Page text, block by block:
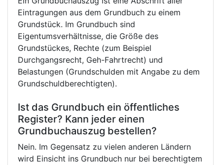
Eintragungen aus dem Grundbuch zu einem
Grundstück. Im Grundbuch sind
Eigentumsverhältnisse, die Größe des
Grundstückes, Rechte (zum Beispiel
Durchgangsrecht, Geh-Fahrtrecht) und
Belastungen (Grundschulden mit Angabe zu dem
Grundschuldberechtigten).
Ist das Grundbuch ein öffentliches
Register? Kann jeder einen
Grundbuchauszug bestellen?
Nein. Im Gegensatz zu vielen anderen Ländern
wird Einsicht ins Grundbuch nur bei berechtigtem